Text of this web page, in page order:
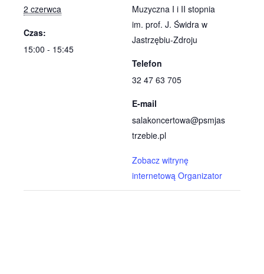
2 czerwca
Czas:
15:00 - 15:45
Muzyczna I i II stopnia
im. prof. J. Świdra w
Jastrzębiu-Zdroju
Telefon
32 47 63 705
E-mail
salakoncertowa@psmjas
trzebie.pl
Zobacz witrynę
internetową Organizator